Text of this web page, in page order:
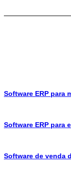
Software ERP para
Software ERP para
Software de venda